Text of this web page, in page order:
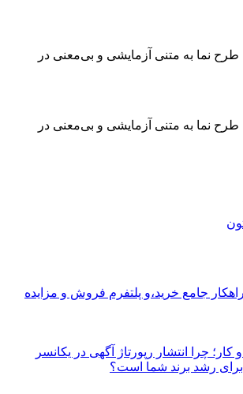
طرح‌ نما به متنی آزمایشی و بی‌معنی در
طرح‌ نما به متنی آزمایشی و بی‌معنی در
راهکار جامع خرید،و پلتفرم فروش و مزایده
چرا انتشار رپورتاژ آگهی در یکانسر
برای رشد برند شما است؟